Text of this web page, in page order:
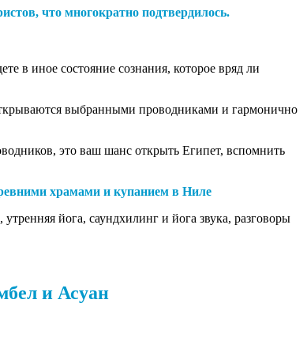
что многократно подтвердилось.
в иное состояние сознания, которое вряд ли
выбранными проводниками и гармонично
это ваш шанс открыть Египет, вспомнить
храмами и купанием в Ниле
йога, саундхилинг и йога звука, разговоры
и Асуан